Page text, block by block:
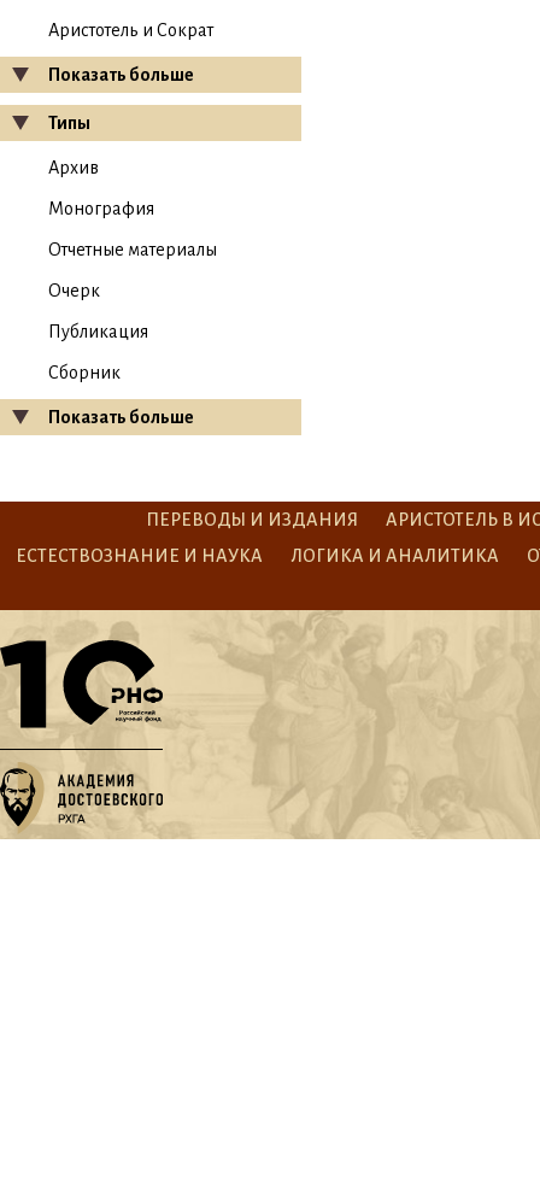
Аристотель и Сократ
Показать больше
Типы
Архив
Монография
Отчетные материалы
Очерк
Публикация
Сборник
Показать больше
ПЕРЕВОДЫ И ИЗДАНИЯ
АРИСТОТЕЛЬ В
ЕСТЕСТВОЗНАНИЕ И НАУКА
ЛОГИКА И АНАЛИТИКА